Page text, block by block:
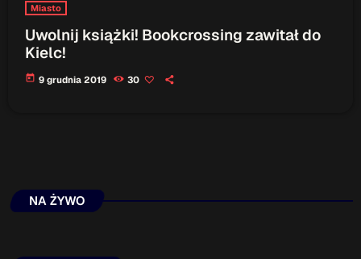
Miasto
Uwolnij książki! Bookcrossing zawitał do
Kielc!
today 9 grudnia 2019 30
NA ŻYWO